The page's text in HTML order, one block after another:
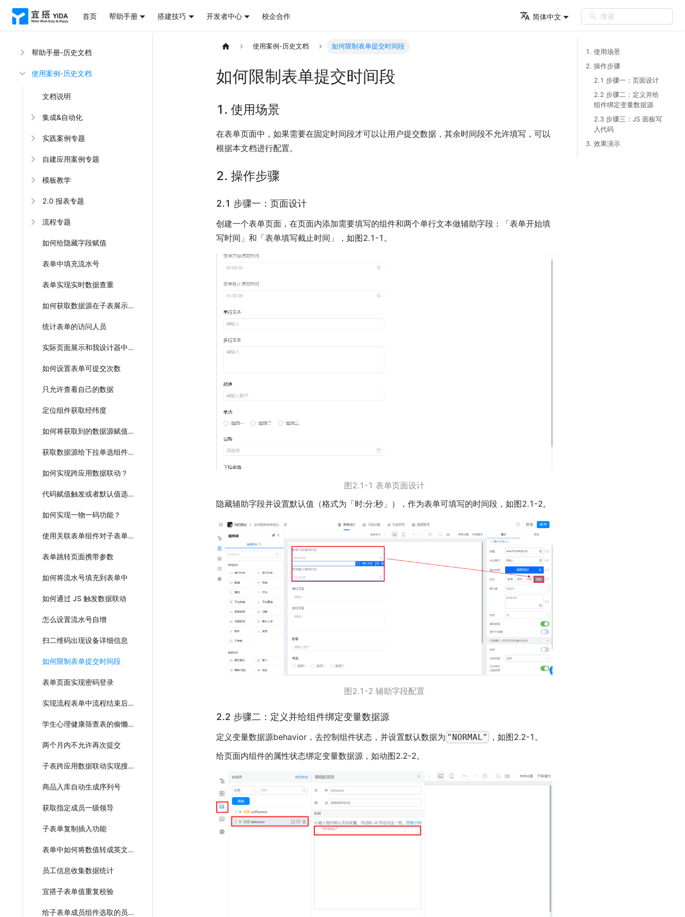
首页 帮助手册 搭建技巧 开发者中心 校企合作 简体中文 搜索
帮助手册-历史文档
使用案例-历史文档
文档说明
集成&自动化
实践案例专题
自建应用案例专题
模板教学
2.0 报表专题
流程专题
如何给隐藏字段赋值
表单中填充流水号
表单实现实时数据查重
如何获取数据源在子表展示？
统计表单的访问人员
实际页面展示和我设计器中配置的不一样？
如何设置表单可提交次数
只允许查看自己的数据
定位组件获取经纬度
如何将获取到的数据源赋值给子表单的下拉单选选项值？
获取数据源给下拉单选组件赋值
如何实现跨应用数据联动？
代码赋值触发或者默认值选项的数据联动
如何实现一物一码功能？
使用关联表单组件对子表单组件进行填充
表单跳转页面携带参数
如何将流水号填充到表单中
如何通过 JS 触发数据联动
怎么设置流水号自增
扫二维码出现设备详细信息
如何限制表单提交时间段
表单页面实现密码登录
实现流程表单中流程结束后可修改表单数据
学生心理健康筛查表的偷懒实现教程
两个月内不允许再次提交
子表跨应用数据联动实现搜索
商品入库自动生成序列号
获取指定成员一级领导
子表单复制插入功能
表单中如何将数值转成英文？
员工信息收集数据统计
宜搭子表单值重复校验
给子表单成员组件选取的员工发送消息通知
使用案例-历史文档 如何限制表单提交时间段
如何限制表单提交时间段
1. 使用场景
在表单页面中，如果需要在固定时间段才可以让用户提交数据，其余时间段不允许填写，可以
根据本文档进行配置。
2. 操作步骤
2.1 步骤一：页面设计
创建一个表单页面，在页面内添加需要填写的组件和两个单行文本做辅助字段：「表单开始填
写时间」和「表单填写截止时间」，如图2.1-1。
图2.1-1 表单页面设计
隐藏辅助字段并设置默认值（格式为「时:分:秒」），作为表单可填写的时间段，如图2.1-2。
图2.1-2 辅助字段配置
2.2 步骤二：定义并给组件绑定变量数据源
定义变量数据源behavior，去控制组件状态，并设置默认数据为 "NORMAL"
，如图2.2-1。
给页面内组件的属性状态绑定变量数据源，如动图2.2-2。
1. 使用场景​
2. 操作步骤​
2.1 步骤一：页面设计​
2.2 步骤二：定义并给
组件绑定变量数据源​
2.3 步骤三：JS 面板写
入代码​
3. 效果演示​